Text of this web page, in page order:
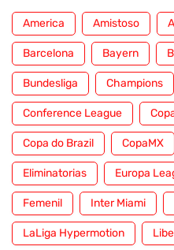
America Amistoso
Barcelona Bayern
Bundesliga Champions
Conference League
Copa do Brazil CopaMX
Eliminatorias Europa
Femenil Inter Miami
LaLiga Hypermotion